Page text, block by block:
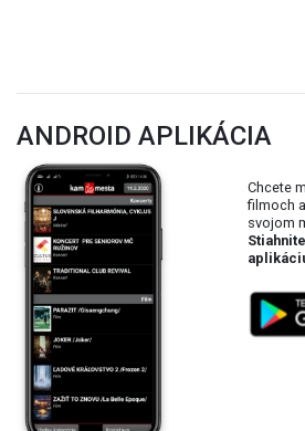
ANDROID APLIKÁCIA
Chcete
filmoch
svojom